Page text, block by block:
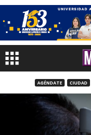
AGÉNDATE CIUDAD